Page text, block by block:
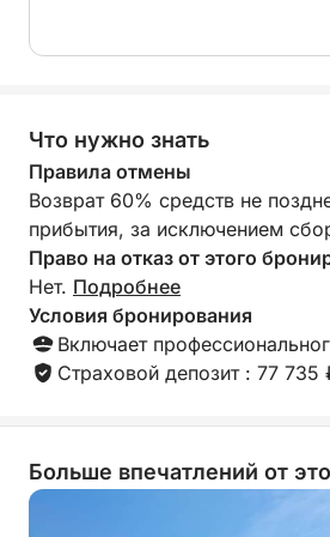
потрясающее Средиземное
собственный темп. Бросьте
искупайтесь в кристально
насладитесь морским бризом
изысканный способ
побережьем, расслабиться и
использовать свой день.
Что нужно знать
Правила отмены
Возврат 60% средств не
прибытия, за исключением
Право на отказ от этого
Нет. Подробнее
Условия бронирования
Включает
Страховой депозит : 77 735
Больше впечатлений от